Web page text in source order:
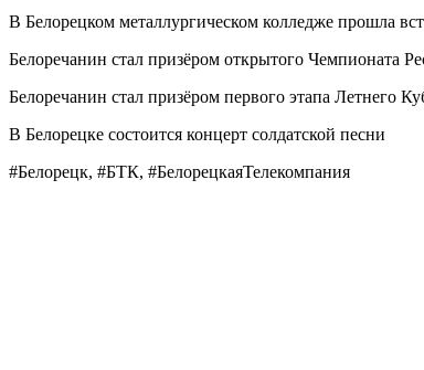
В Белорецком металлургическом колледже прошла
Белоречанин стал призёром открытого Чемпионата
Белоречанин стал призёром первого этапа Летнего
В Белорецке состоится концерт солдатской песни
#Белорецк, #БТК, #БелорецкаяТелекомпания